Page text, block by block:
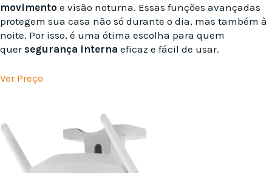
movimento e visão noturna. Essas funções avançadas
protegem sua casa não só durante o dia, mas também à
noite. Por isso, é uma ótima escolha para quem
quer segurança interna eficaz e fácil de usar.
Ver Preço